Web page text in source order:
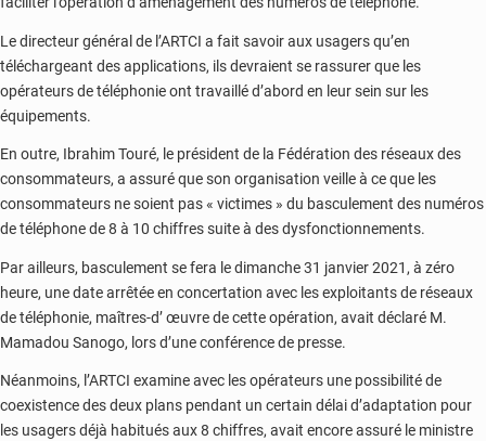
Le directeur général de l’ARTCI a fait savoir aux usagers qu’en
téléchargeant des applications, ils devraient se rassurer que les
opérateurs de téléphonie ont travaillé d’abord en leur sein sur les
équipements.
En outre, Ibrahim Touré, le président de la Fédération des réseaux des
consommateurs, a assuré que son organisation veille à ce que les
consommateurs ne soient pas « victimes » du basculement des numéros
de téléphone de 8 à 10 chiffres suite à des dysfonctionnements.
Par ailleurs, basculement se fera le dimanche 31 janvier 2021, à zéro
heure, une date arrêtée en concertation avec les exploitants de réseaux
de téléphonie, maîtres-d’ œuvre de cette opération, avait déclaré M.
Mamadou Sanogo, lors d’une conférence de presse.
Néanmoins, l’ARTCI examine avec les opérateurs une possibilité de
coexistence des deux plans pendant un certain délai d’adaptation pour
les usagers déjà habitués aux 8 chiffres, avait encore assuré le ministre